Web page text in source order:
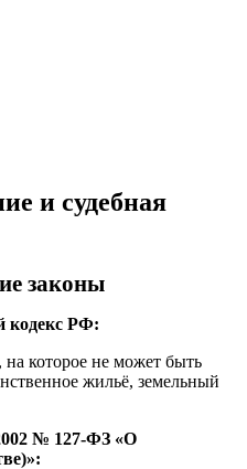
и судебная
законы
кодекс РФ:
которое не может быть
жильё, земельный
№ 127-ФЗ «О